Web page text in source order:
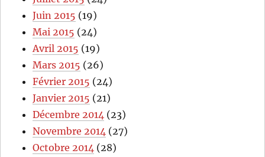
Juin 2015 (19)
Mai 2015 (24)
Avril 2015 (19)
Mars 2015 (26)
Février 2015 (24)
Janvier 2015 (21)
Décembre 2014 (23)
Novembre 2014 (27)
Octobre 2014 (28)